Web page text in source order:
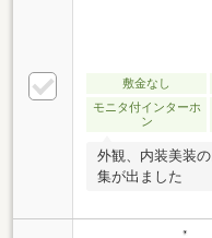
敷金なし
モニタ付インターホ
ン
外観、内装美装
集が出ました